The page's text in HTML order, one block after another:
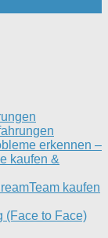
erkennen –
kaufen &
kaufen
(Face to Face)